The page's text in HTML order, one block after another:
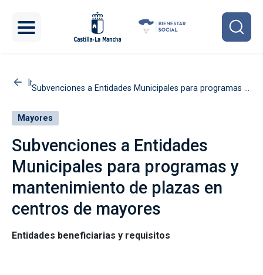
Inicio
Subvenciones a Entidades Municipales para programas y
Mayores
Subvenciones a Entidades
Municipales para programas y
mantenimiento de plazas en
centros de mayores
Entidades beneficiarias y requisitos